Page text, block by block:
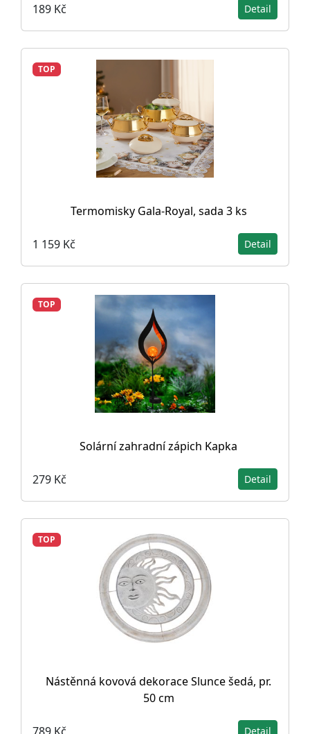
189 Kč Detail
TOP
Termomisky Gala-Royal, sada 3 ks
1 159 Kč Detail
TOP
Solární zahradní zápich Kapka
279 Kč Detail
TOP
Nástěnná kovová dekorace Slunce šedá, pr.
50 cm
789 Kč Detail